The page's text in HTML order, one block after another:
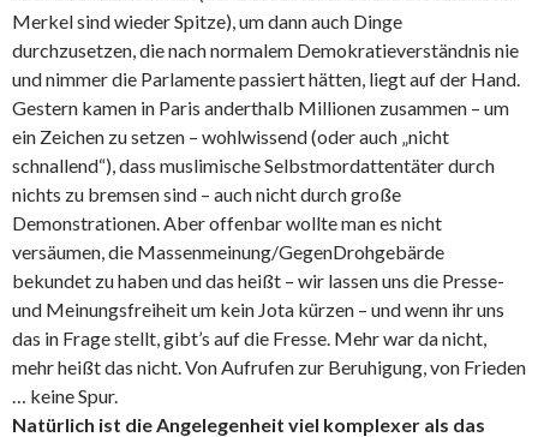
Merkel sind wieder Spitze), um dann auch Dinge
durchzusetzen, die nach normalem Demokratieverständnis nie
und nimmer die Parlamente passiert hätten, liegt auf der Hand.
Gestern kamen in Paris anderthalb Millionen zusammen – um
ein Zeichen zu setzen – wohlwissend (oder auch „nicht
schnallend“), dass muslimische Selbstmordattentäter durch
nichts zu bremsen sind – auch nicht durch große
Demonstrationen. Aber offenbar wollte man es nicht
versäumen, die Massenmeinung/GegenDrohgebärde
bekundet zu haben und das heißt – wir lassen uns die Presse-
und Meinungsfreiheit um kein Jota kürzen – und wenn ihr uns
das in Frage stellt, gibt’s auf die Fresse. Mehr war da nicht,
mehr heißt das nicht. Von Aufrufen zur Beruhigung, von Frieden
… keine Spur.
Natürlich ist die Angelegenheit viel komplexer als das